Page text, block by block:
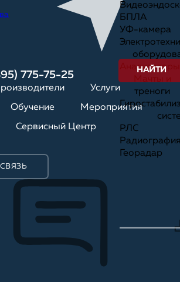
775-75-25
Услуги
Обучение Мероприятия
Сервисный Центр
БПЛА
УФ-камера
Анализаторы
треноги
РЛС
Георадар
НАЙТИ